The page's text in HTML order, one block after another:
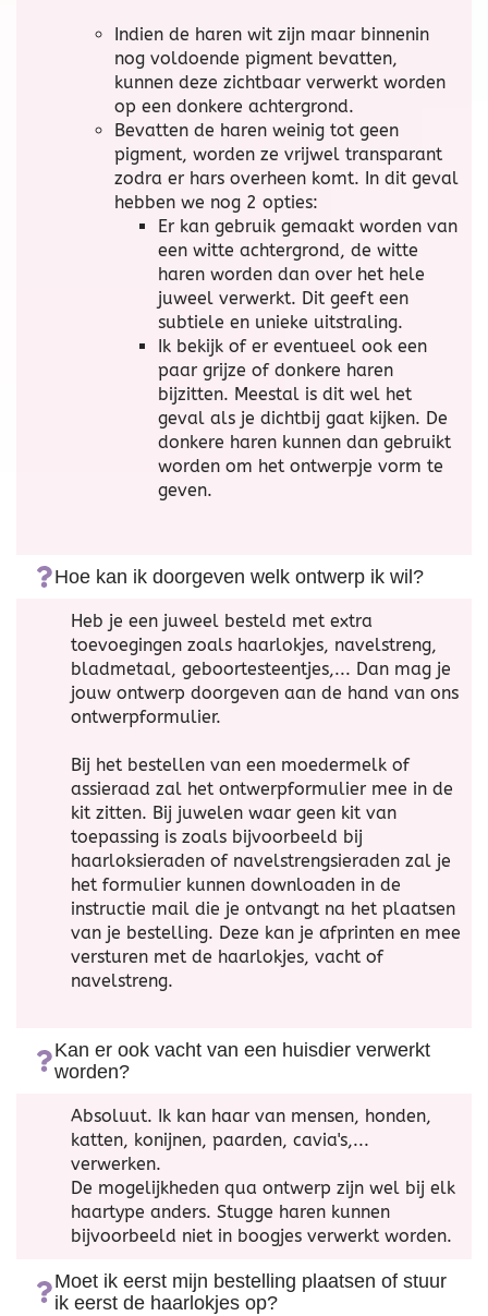
Indien de haren wit zijn maar binnenin
nog voldoende pigment bevatten,
kunnen deze zichtbaar verwerkt worden
op een donkere achtergrond.
Bevatten de haren weinig tot geen
pigment, worden ze vrijwel transparant
zodra er hars overheen komt. In dit geval
hebben we nog 2 opties:
Er kan gebruik gemaakt worden van
een witte achtergrond, de witte
haren worden dan over het hele
juweel verwerkt. Dit geeft een
subtiele en unieke uitstraling.
Ik bekijk of er eventueel ook een
paar grijze of donkere haren
bijzitten. Meestal is dit wel het
geval als je dichtbij gaat kijken. De
donkere haren kunnen dan gebruikt
worden om het ontwerpje vorm te
geven.
Hoe kan ik doorgeven welk ontwerp ik wil?
Heb je een juweel besteld met extra
toevoegingen zoals haarlokjes, navelstreng,
bladmetaal, geboortesteentjes,... Dan mag je
jouw ontwerp doorgeven aan de hand van ons
ontwerpformulier.
Bij het bestellen van een moedermelk of
assieraad zal het ontwerpformulier mee in de
kit zitten. Bij juwelen waar geen kit van
toepassing is zoals bijvoorbeeld bij
haarloksieraden of navelstrengsieraden zal je
het formulier kunnen downloaden in de
instructie mail die je ontvangt na het plaatsen
van je bestelling. Deze kan je afprinten en mee
versturen met de haarlokjes, vacht of
navelstreng.
Kan er ook vacht van een huisdier verwerkt
worden?
Absoluut. Ik kan haar van mensen, honden,
katten, konijnen, paarden, cavia's,...
verwerken.
De mogelijkheden qua ontwerp zijn wel bij elk
haartype anders. Stugge haren kunnen
bijvoorbeeld niet in boogjes verwerkt worden.
Moet ik eerst mijn bestelling plaatsen of stuur
ik eerst de haarlokjes op?